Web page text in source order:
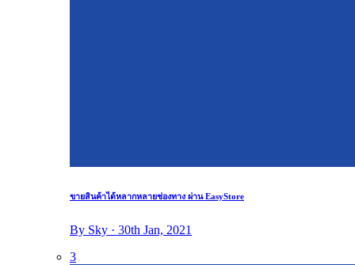
ขายสินค้าได้หลากหลายช่องทาง ผ่าน EasyStore
By Sky · 30th Jan, 2021
3